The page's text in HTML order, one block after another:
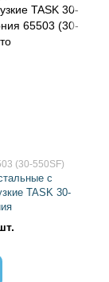
(30-550SF)
с
TASK 30-